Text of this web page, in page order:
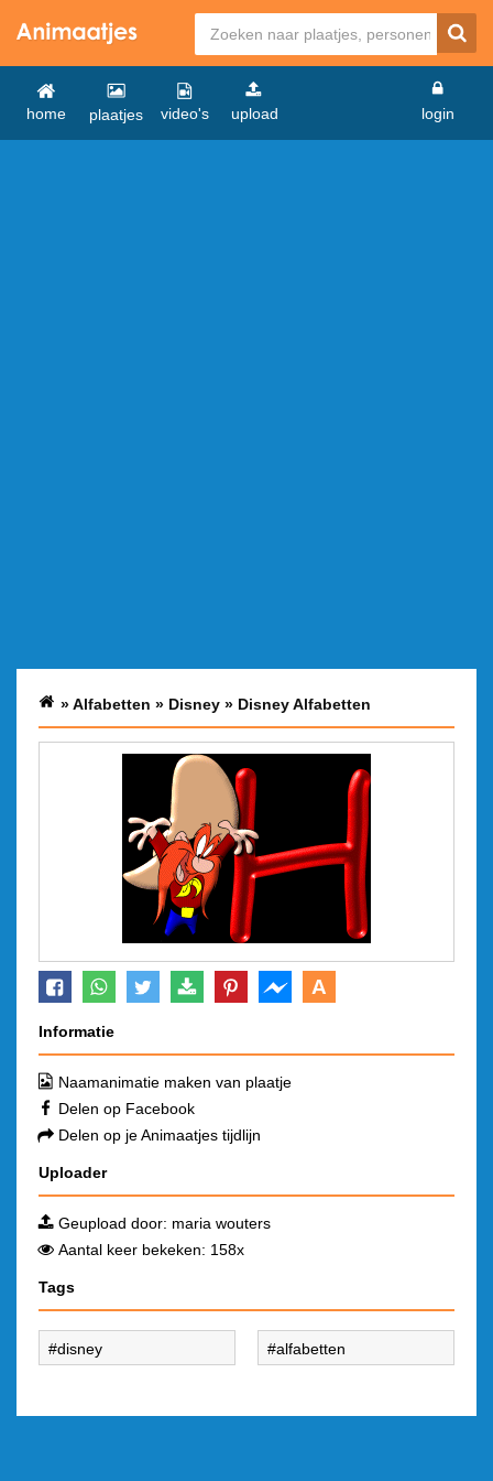
home plaatjes video's upload login
»Alfabetten » Disney » Disney Alfabetten
A
Informatie
Naamanimatie maken van plaatje
Delen op Facebook
Delen op je Animaatjes tijdlijn
Uploader
Geupload door: maria wouters
Aantal keer bekeken: 158x
Tags
disney alfabetten